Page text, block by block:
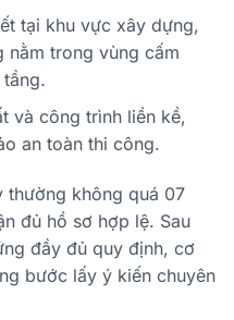
tại khu vực xây dựng,
nằm trong vùng cấm
và công trình liền kề,
an toàn thi công.
thường không quá 07
đủ hồ sơ hợp lệ. Sau
đầy đủ quy định, cơ
bước lấy ý kiến chuyên